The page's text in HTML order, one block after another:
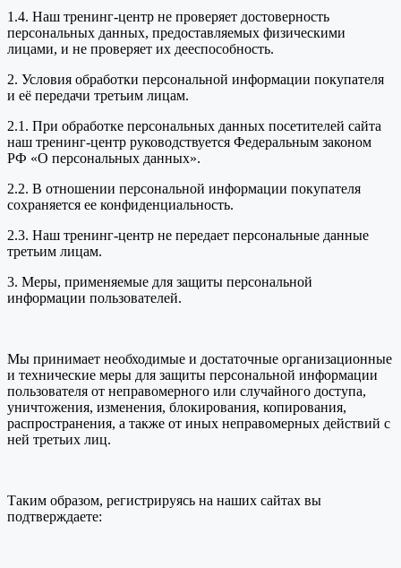
1.4. Наш тренинг-центр не проверяет достоверность
персональных данных, предоставляемых физическими
лицами, и не проверяет их дееспособность.
2. Условия обработки персональной информации покупателя
и её передачи третьим лицам.
2.1. При обработке персональных данных посетителей сайта
наш тренинг-центр руководствуется Федеральным законом
РФ «О персональных данных».
2.2. В отношении персональной информации покупателя
сохраняется ее конфиденциальность.
2.3. Наш тренинг-центр не передает персональные данные
третьим лицам.
3. Меры, применяемые для защиты персональной
информации пользователей.
Мы принимает необходимые и достаточные организационные
и технические меры для защиты персональной информации
пользователя от неправомерного или случайного доступа,
уничтожения, изменения, блокирования, копирования,
распространения, а также от иных неправомерных действий с
ней третьих лиц.
Таким образом, регистрируясь на наших сайтах вы
подтверждаете: